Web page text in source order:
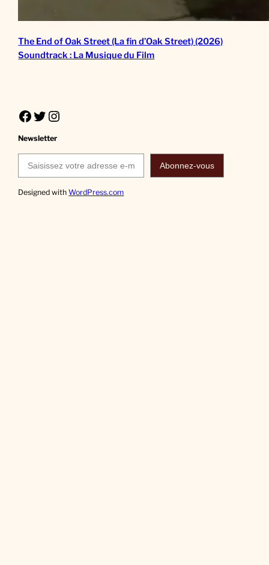
The End of Oak Street (La fin d’Oak Street) (2026)
Soundtrack : La Musique du Film
Facebook Twitter Instagram
Newsletter
Saisissez votre adresse e-mail…
Abonnez-vous
Designed withWordPress.com